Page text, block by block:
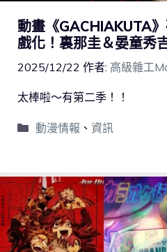
動畫《GACHIAKUTA
戲化！裏那圭＆晏童秀
2025/12/22 作者: 高級雜工
太棒啦～有第二季！！
動漫情報 、 資訊